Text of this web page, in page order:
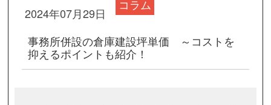
2024年07月29日
コラム
事務所併設の倉庫建設坪単価 ～コストを
抑えるポイントも紹介！